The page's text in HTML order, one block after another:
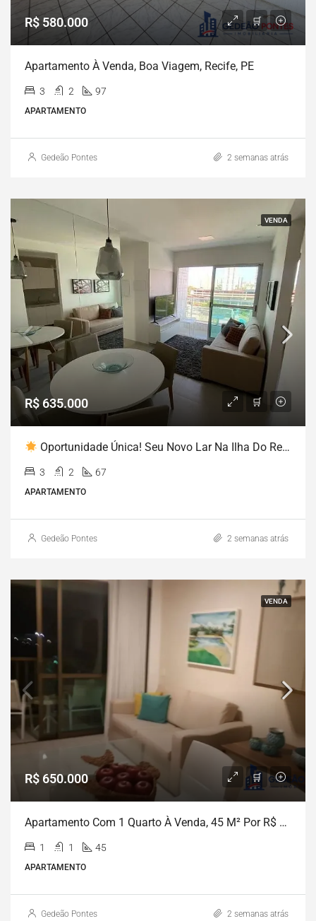
R$ 580.000
Apartamento À Venda, Boa Viagem, Recife, PE
3 2 97
APARTAMENTO
Gedeão Pontes 2 semanas atrás
VENDA
R$ 635.000
Oportunidade Única! Seu Novo Lar Na Ilha Do Retiro – Recife/PE
3 2 67
APARTAMENTO
Gedeão Pontes 2 semanas atrás
VENDA
R$ 650.000
Apartamento Com 1 Quarto À Venda, 45 M² Por R$ 650.000 – Praia De Muro Alto – Porto De Galinhas/PE
1 1 45
APARTAMENTO
Gedeão Pontes 2 semanas atrás